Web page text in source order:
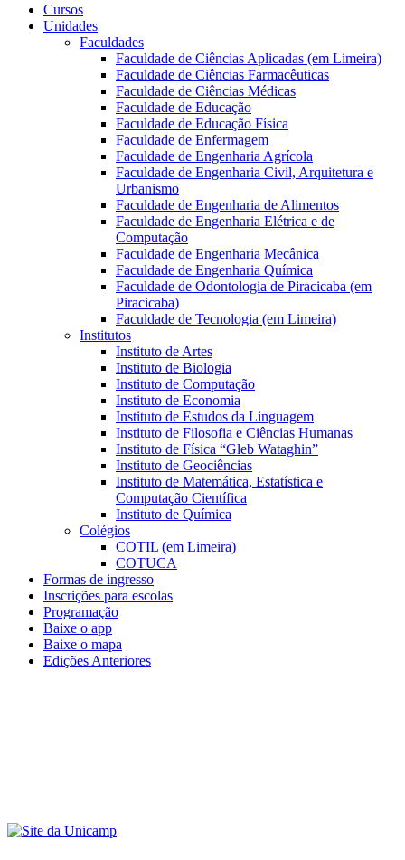
Cursos
Unidades
Faculdades
Faculdade de Ciências Aplicadas (em Limeira)
Faculdade de Ciências Farmacêuticas
Faculdade de Ciências Médicas
Faculdade de Educação
Faculdade de Educação Física
Faculdade de Enfermagem
Faculdade de Engenharia Agrícola
Faculdade de Engenharia Civil, Arquitetura e
Urbanismo
Faculdade de Engenharia de Alimentos
Faculdade de Engenharia Elétrica e de
Computação
Faculdade de Engenharia Mecânica
Faculdade de Engenharia Química
Faculdade de Odontologia de Piracicaba (em
Piracicaba)
Faculdade de Tecnologia (em Limeira)
Institutos
Instituto de Artes
Instituto de Biologia
Instituto de Computação
Instituto de Economia
Instituto de Estudos da Linguagem
Instituto de Filosofia e Ciências Humanas
Instituto de Física “Gleb Wataghin”
Instituto de Geociências
Instituto de Matemática, Estatística e
Computação Científica
Instituto de Química
Colégios
COTIL (em Limeira)
COTUCA
Formas de ingresso
Inscrições para escolas
Programação
Baixe o app
Baixe o mapa
Edições Anteriores